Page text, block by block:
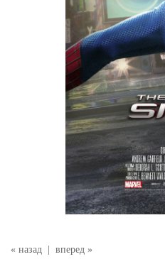
« назад вперед »